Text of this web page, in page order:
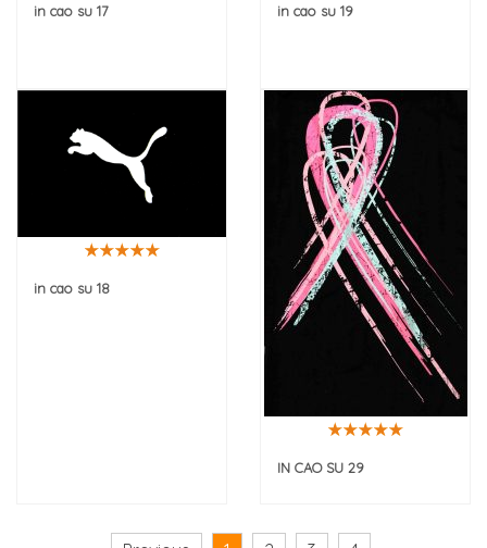
in cao su 17 in cao su 19
in cao su 18
IN CAO SU 29